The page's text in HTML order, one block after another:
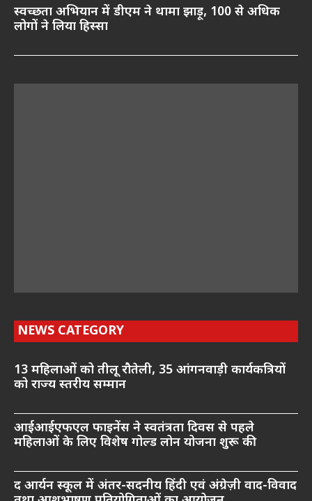
स्वच्छता अभियान में डीएम ने थामा झाड़ू, 100 से अधिक
लोगों ने लिया हिस्सा
NEWS CATEGORY
13 महिलाओं को तीलू रौतेली, 35 आंगनवाड़ी कार्यकत्रियों
को राज्य स्तरीय सम्मान
आईआईएफएल फाइनेंस ने स्वतंत्रता दिवस से पहले
महिलाओं के लिए विशेष गोल्ड लोन योजना शुरू की
द आर्यन स्कूल में अंतर-सदनीय हिंदी एवं अंग्रेज़ी वाद-विवाद